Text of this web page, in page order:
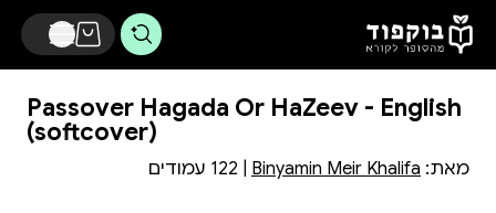
דלג לתוכן הראשי
Passover Hagada Or HaZeev - English
(softcover)
מאת: Binyamin Meir Khalifa